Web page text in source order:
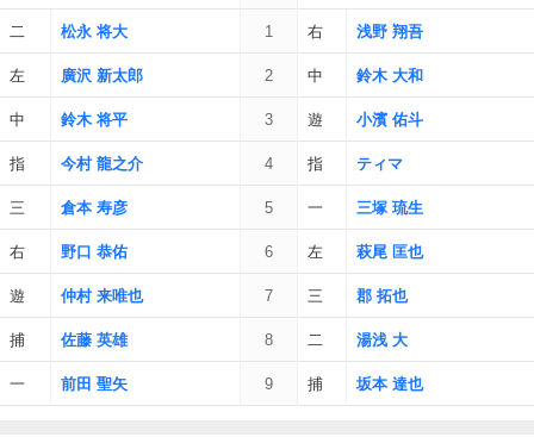
二 松永 将大 1 右 浅野 翔吾
左 廣沢 新太郎 2 中 鈴木 大和
中 鈴木 将平 3 遊 小濱 佑斗
指 今村 龍之介 4 指 ティマ
三 倉本 寿彦 5 一 三塚 琉生
右 野口 恭佑 6 左 萩尾 匡也
遊 仲村 来唯也 7 三 郡 拓也
捕 佐藤 英雄 8 二 湯浅 大
一 前田 聖矢 9 捕 坂本 達也